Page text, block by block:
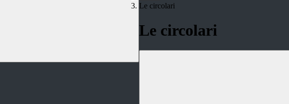
Le circolari
Le circolari